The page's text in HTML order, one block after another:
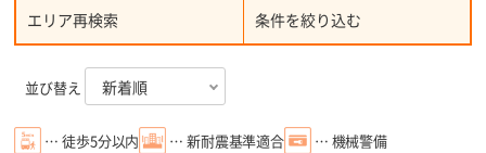
エリア再検索 条件を絞り込む
並び替え
… 徒歩5分以内 … 新耐震基準適合
… 機械警備